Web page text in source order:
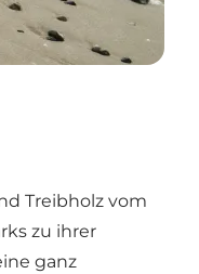
Treibholz vom
zu ihrer
ganz